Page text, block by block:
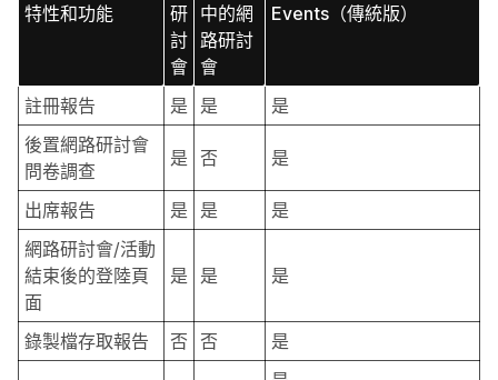
特性和功能
研
討
會
中的網
路研討
會
Events（傳統版）
註冊報告 是 是
是
後置網路研討會
問卷調查
是 否 是
出席報告 是 是
是
網路研討會/活動
結束後的登陸頁
面
是 是 是
錄製檔存取報告 否 否
是